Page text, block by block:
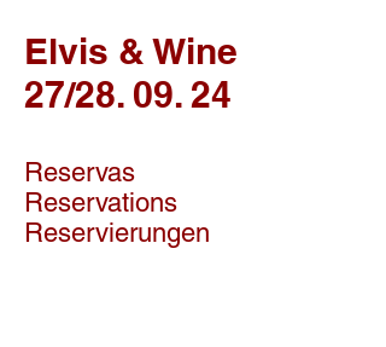
Elvis & Wine
27/28. 09. 24
Reservas
Reservations
Reservierungen